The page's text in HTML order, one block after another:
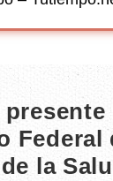
Federal
la